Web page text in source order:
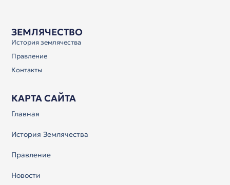
ЗЕМЛЯЧЕСТВО
История землячества
Правление
Контакты
КАРТА САЙТА
Главная
История Землячества
Правление
Новости